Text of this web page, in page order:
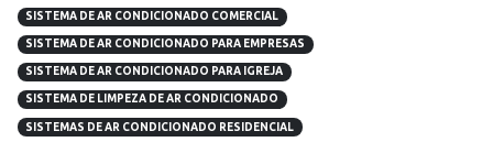
SISTEMA DE AR CONDICIONADO COMERCIAL
SISTEMA DE AR CONDICIONADO PARA EMPRESAS
SISTEMA DE AR CONDICIONADO PARA IGREJA
SISTEMA DE LIMPEZA DE AR CONDICIONADO
SISTEMAS DE AR CONDICIONADO RESIDENCIAL